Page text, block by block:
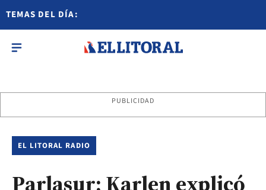
TEMAS DEL DÍA:
PUBLICIDAD
EL LITORAL RADIO
Parlasur: Karlen explicó